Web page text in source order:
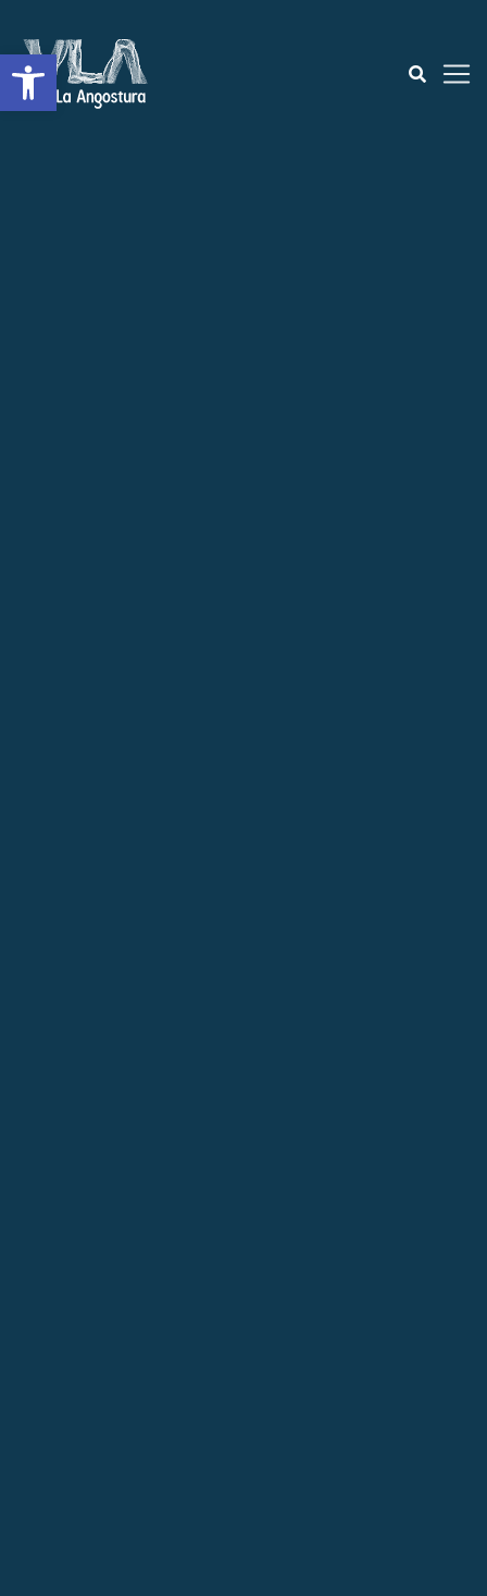
Abrir a barra de ferramentas